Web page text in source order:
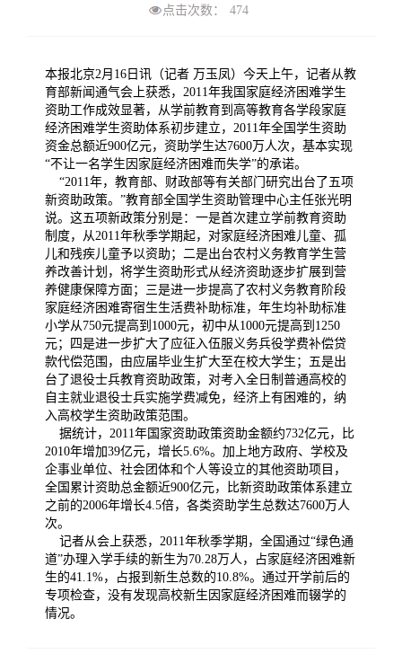
点击次数：
474
本报北京2月16日讯（记者 万玉凤）今天上午，记者从教
育部新闻通气会上获悉，2011年我国家庭经济困难学生
资助工作成效显著，从学前教育到高等教育各学段家庭
经济困难学生资助体系初步建立，2011年全国学生资助
资金总额近900亿元，资助学生达7600万人次，基本实现
“不让一名学生因家庭经济困难而失学”的承诺。
“2011年，教育部、财政部等有关部门研究出台了五项
新资助政策。”教育部全国学生资助管理中心主任张光明
说。这五项新政策分别是：一是首次建立学前教育资助
制度，从2011年秋季学期起，对家庭经济困难儿童、孤
儿和残疾儿童予以资助；二是出台农村义务教育学生营
养改善计划，将学生资助形式从经济资助逐步扩展到营
养健康保障方面；三是进一步提高了农村义务教育阶段
家庭经济困难寄宿生生活费补助标准，年生均补助标准
小学从750元提高到1000元，初中从1000元提高到1250
元；四是进一步扩大了应征入伍服义务兵役学费补偿贷
款代偿范围，由应届毕业生扩大至在校大学生；五是出
台了退役士兵教育资助政策，对考入全日制普通高校的
自主就业退役士兵实施学费减免，经济上有困难的，纳
入高校学生资助政策范围。
据统计，2011年国家资助政策资助金额约732亿元，比
2010年增加39亿元，增长5.6%。加上地方政府、学校及
企事业单位、社会团体和个人等设立的其他资助项目，
全国累计资助总金额近900亿元，比新资助政策体系建立
之前的2006年增长4.5倍，各类资助学生总数达7600万人
次。
记者从会上获悉，2011年秋季学期，全国通过“绿色通
道”办理入学手续的新生为70.28万人，占家庭经济困难新
生的41.1%，占报到新生总数的10.8%。通过开学前后的
专项检查，没有发现高校新生因家庭经济困难而辍学的
情况。